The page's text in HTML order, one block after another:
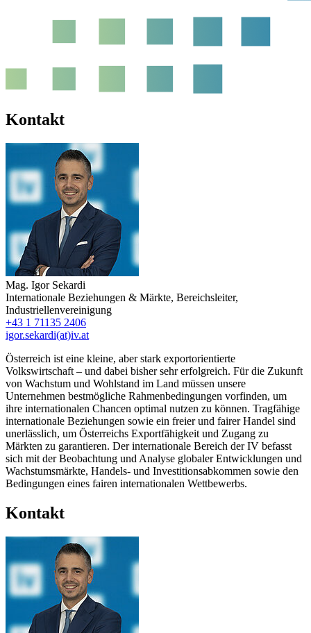
Kontakt
Mag. Igor Sekardi
Internationale Beziehungen & Märkte, Bereichsleiter,
Industriellenvereinigung
+43 1 71135 2406
igor.sekardi(at)iv.at
Österreich ist eine kleine, aber stark exportorientierte
Volkswirtschaft – und dabei bisher sehr erfolgreich. Für die Zukunft
von Wachstum und Wohlstand im Land müssen unsere
Unternehmen bestmögliche Rahmenbedingungen vorfinden, um
ihre internationalen Chancen optimal nutzen zu können. Tragfähige
internationale Beziehungen sowie ein freier und fairer Handel sind
unerlässlich, um Österreichs Exportfähigkeit und Zugang zu
Märkten zu garantieren. Der internationale Bereich der IV befasst
sich mit der Beobachtung und Analyse globaler Entwicklungen und
Wachstumsmärkte, Handels- und Investitionsabkommen sowie den
Bedingungen eines fairen internationalen Wettbewerbs.
Kontakt